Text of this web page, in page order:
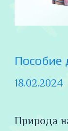
Пособие
18.02.2024
Природа